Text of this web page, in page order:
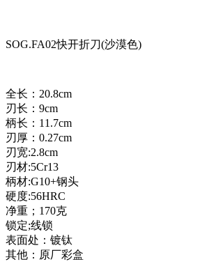
SOG.FA02快开折刀(沙漠色)
全长：20.8cm
刃长：9cm
柄长：11.7cm
刃厚：0.27cm
刃宽:2.8cm
刃材:5Cr13
柄材:G10+钢头
硬度:56HRC
净重；170克
锁定;线锁
表面处：镀钛
其他：原厂彩盒